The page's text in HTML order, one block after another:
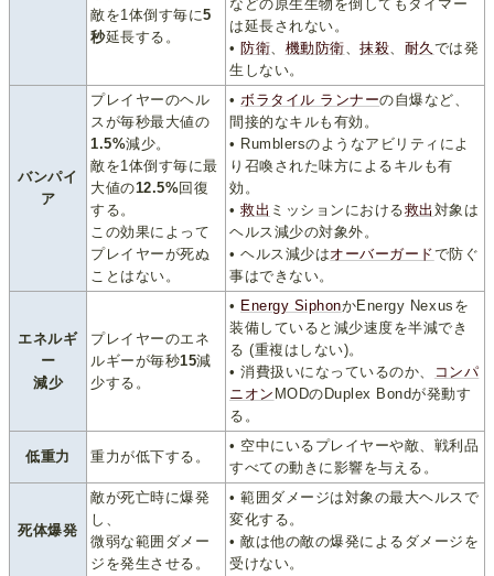
敵を1体倒す毎に5
秒延長する。
などの原生生物を倒してもタイマー
は延長されない。
• 防衛、 機動防衛、抹殺、 耐久 では発
生しない。
バンパイ
ア
プレイヤーのヘル
スが毎秒最大値の
1.5%減少。
敵を1体倒す毎に最
大値の12.5%回復
する。
この効果によって
プレイヤーが死ぬ
ことはない。
•ボラタイル ランナーの自爆など、
間接的なキルも有効。
• Rumblersのようなアビリティによ
り召喚された味方によるキルも有
効。
•救出 ミッションにおける救出 対象は
ヘルス減少の対象外。
• ヘルス減少はオーバーガードで防ぐ
事はできない。
エネルギ
ー
減少
プレイヤーのエネ
ルギーが毎秒15減
少する。
• Energy SiphonかEnergy Nexusを
装備していると減少速度を半減でき
る (重複はしない)。
• 消費扱いになっているのか、
コンパ
ニオン MODのDuplex Bondが発動す
る。
低重力 重力が低下する。
• 空中にいるプレイヤーや敵、戦利品
すべての動きに影響を与える。
死体爆発
敵が死亡時に爆発
し、
微弱な範囲ダメー
ジを発生させる。
• 範囲ダメージは対象の最大ヘルスで
変化する。
• 敵は他の敵の爆発によるダメージを
受けない。